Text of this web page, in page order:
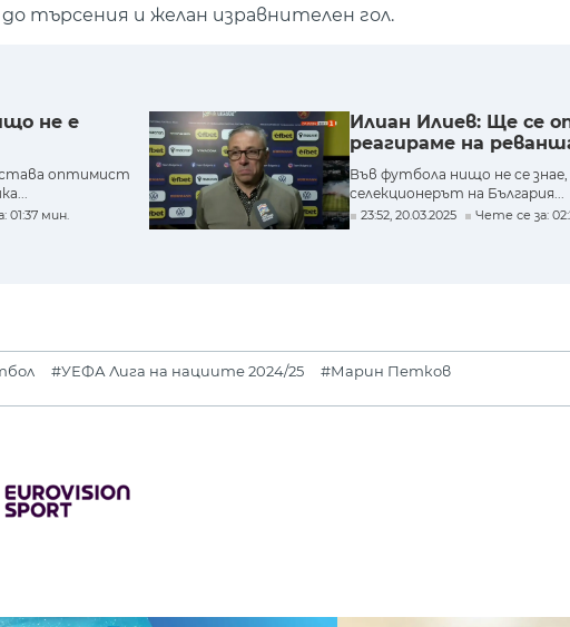
търсения и желан изравнителен гол.
не е
оптимист
01:37 мин.
Илиан Илиев: Ще се
реагираме на
Във футбола нищо не се
селекционерът на България...
23:52, 20.03.2025 Чете се за:
#УЕФА Лига на нациите 2024/25
#Марин Петков